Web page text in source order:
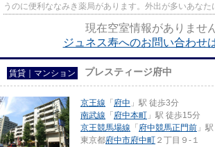
うのに便利ななみき薬局があります。外出が多いあなた
現在空室情報がありません
ジュネス寿へのお問い合わせ
賃貸｜マンション プレスティージ府中
京王線 「 府中 」駅 徒歩3分
南武線 「 府中本町 」駅 徒歩15分
京王競馬場線 「 府中競馬正門前 」
東京都府中市府中町 ２丁目９-１